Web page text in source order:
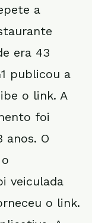
a
era 43
publicou a
o link. A
foi
anos. O
veiculada
o link.